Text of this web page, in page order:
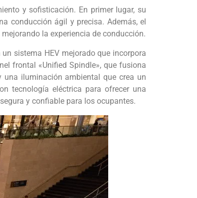
y sofisticación. En primer lugar, su
conducción ágil y precisa. Además, el
la experiencia de conducción.
sistema HEV mejorado que incorpora
frontal «Unified Spindle», que fusiona
iluminación ambiental que crea un
tecnología eléctrica para ofrecer una
y confiable para los ocupantes.